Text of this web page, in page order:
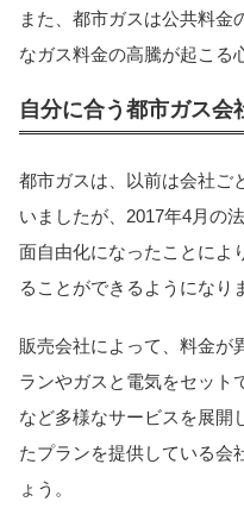
また、都市ガスは公共料金
なガス料金の高騰が起こる
自分に合う都市ガス会
都市ガスは、以前は会社ご
いましたが、2017年4月の
面自由化になったことによ
ることができるようになり
販売会社によって、料金が
ランやガスと電気をセット
など多様なサービスを展開
たプランを提供している会
ょう。